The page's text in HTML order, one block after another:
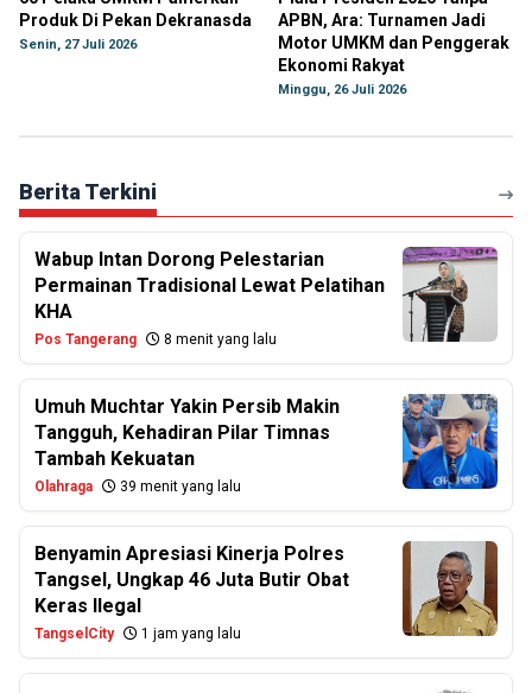
Produk Di Pekan Dekranasda
Senin, 27 Juli 2026
APBN, Ara: Turnamen Jadi
Motor UMKM dan Penggerak
Ekonomi Rakyat
Minggu, 26 Juli 2026
Berita Terkini
Wabup Intan Dorong Pelestarian
Permainan Tradisional Lewat Pelatihan
KHA
Pos Tangerang 8 menit yang lalu
Umuh Muchtar Yakin Persib Makin
Tangguh, Kehadiran Pilar Timnas
Tambah Kekuatan
Olahraga 39 menit yang lalu
Benyamin Apresiasi Kinerja Polres
Tangsel, Ungkap 46 Juta Butir Obat
Keras Ilegal
TangselCity 1 jam yang lalu